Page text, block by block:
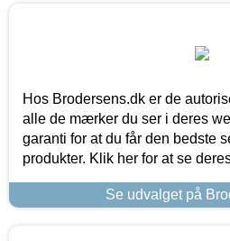
Hos Brodersens.dk er de
alle de mærker du ser i deres
garanti for at du får den bedste
produkter. Klik her for at se
Se udvalget på